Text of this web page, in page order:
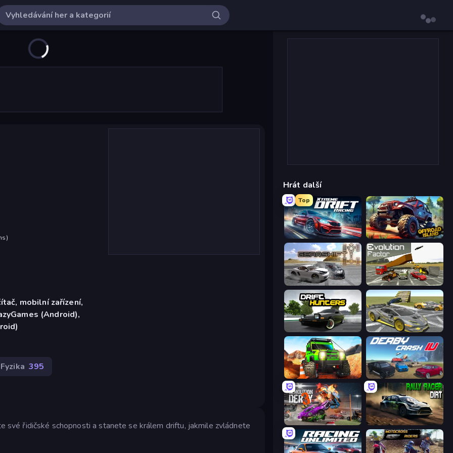
)
mobilní zařízení,
(Android),
Fyzika 395
své řidičské schopnosti a stanete se králem driftu, jakmile zvládnete
Hrát další
Top
Xtreme DRIFT Racing Offroad Island
Gearshift One Evolution Factor
Drift Hunters Wrong Way
Offroad Life 3D Derby Crash 4
Demolition Derby 3 Rally Racer Dirt